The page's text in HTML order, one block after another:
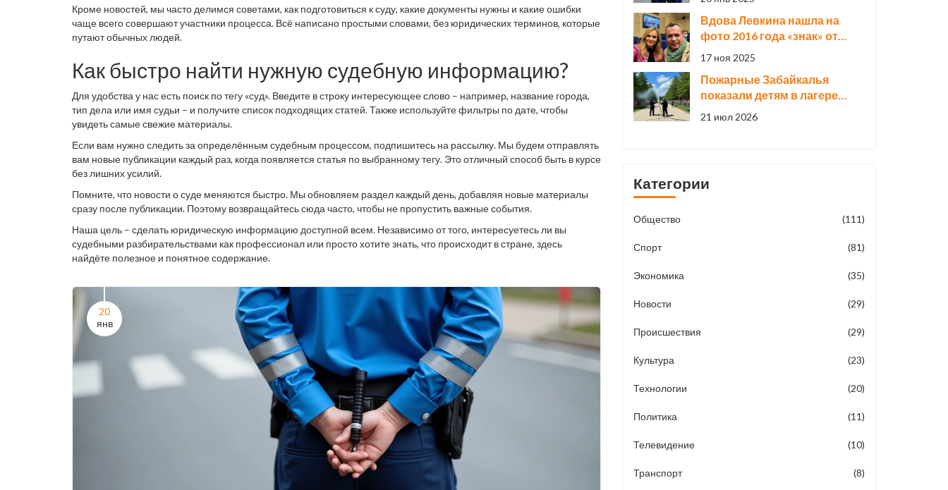
Кроме новостей, мы часто делимся советами, как подготовиться к суду, какие документы нужны и какие ошибки
чаще всего совершают участники процесса. Всё написано простыми словами, без юридических терминов, которые
путают обычных людей.
Как быстро найти нужную судебную информацию?
Для удобства у нас есть поиск по тегу «суд». Введите в строку интересующее слово – например, название города,
тип дела или имя судьи – и получите список подходящих статей. Также используйте фильтры по дате, чтобы
увидеть самые свежие материалы.
Если вам нужно следить за определённым судебным процессом, подпишитесь на рассылку. Мы будем отправлять
вам новые публикации каждый раз, когда появляется статья по выбранному тегу. Это отличный способ быть в курсе
без лишних усилий.
Помните, что новости о суде меняются быстро. Мы обновляем раздел каждый день, добавляя новые материалы
сразу после публикации. Поэтому возвращайтесь сюда часто, чтобы не пропустить важные события.
Наша цель – сделать юридическую информацию доступной всем. Независимо от того, интересуетесь ли вы
судебными разбирательствами как профессионал или просто хотите знать, что происходит в стране, здесь
найдёте полезное и понятное содержание.
20
янв
прав в интернете
Вдова Левкина нашла на
фото 2016 года «знак» от
умершей Началовой:
за моим»
17 ноя 2025
Пожарные Забайкалья
показали детям в лагере
«Энергетик», как тушат
21 июл 2026
Категории
Общество (111)
Спорт (81)
Экономика (35)
Новости (29)
Происшествия (29)
Культура (23)
Технологии (20)
Политика (11)
Телевидение (10)
Транспорт (8)